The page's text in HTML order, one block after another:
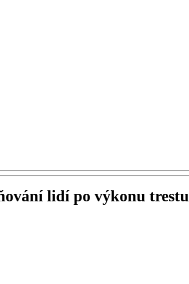
lidí po výkonu trestu